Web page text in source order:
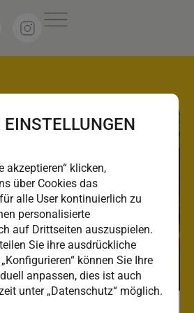
EINSTELLUNGEN
akzeptieren“ klicken,
über Cookies das
alle User kontinuierlich zu
personalisierte
auf Drittseiten auszuspielen.
Sie ihre ausdrückliche
können Sie Ihre
anpassen, dies ist auch
unter „Datenschutz“ möglich.